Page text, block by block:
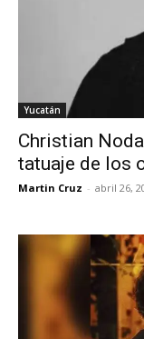
Yucatán
Christian
tatuaje de los
Martin Cruz - abril 26,